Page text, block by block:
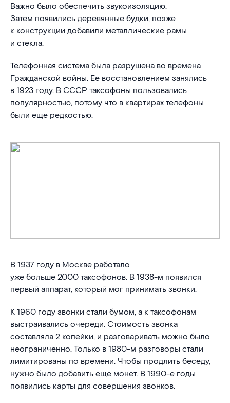
Важно было обеспечить звукоизоляцию.
Затем появились деревянные будки, позже
к конструкции добавили металлические рамы
и стекла.
Телефонная система была разрушена во времена
Гражданской войны. Ее восстановлением занялись
в 1923 году. В СССР таксофоны пользовались
популярностью, потому что в квартирах телефоны
были еще редкостью.
В 1937 году в Москве работало
уже больше 2000 таксофонов. В 1938-м появился
первый аппарат, который мог принимать звонки.
К 1960 году звонки стали бумом, а к таксофонам
выстраивались очереди. Стоимость звонка
составляла 2 копейки, и разговаривать можно было
неограниченно. Только в 1980-м разговоры стали
лимитированы по времени. Чтобы продлить беседу,
нужно было добавить еще монет. В 1990-е годы
появились карты для совершения звонков.